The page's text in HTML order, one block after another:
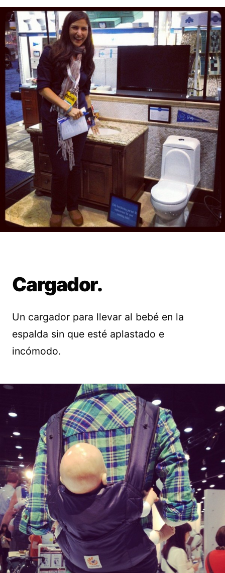
Cargador.
Un cargador para llevar al bebé en la
espalda sin que esté aplastado e
incómodo.